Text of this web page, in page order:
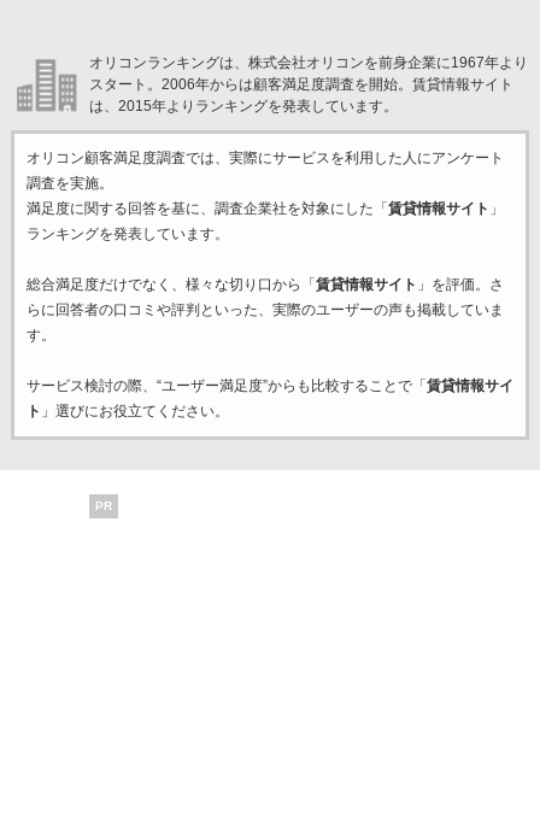
オリコンランキングは、株式会社オリコンを前身企業に1967年より
スタート。2006年からは顧客満足度調査を開始。賃貸情報サイト
は、2015年よりランキングを発表しています。
オリコン顧客満足度調査では、実際にサービスを利用した 人にアンケート
調査を実施。
満足度に関する回答を基に、調査企業社を対象にした「 賃貸情報サイト 」
ランキングを発表しています。
総合満足度だけでなく、様々な切り口から「 賃貸情報サイト 」を評価。さ
らに回答者の口コミや評判といった、実際のユーザーの声も掲載していま
す。
サービス検討の際、“ユーザー満足度”からも比較することで「 賃貸情報サイ
ト 」選びにお役立てください。
PR